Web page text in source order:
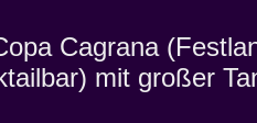
Cagrana
mit großer